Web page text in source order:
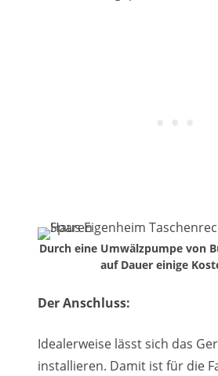
Durch eine Umwälzpumpe von
auf Dauer einige
Der Anschluss:
Idealerweise lässt sich das
installieren. Damit ist für die